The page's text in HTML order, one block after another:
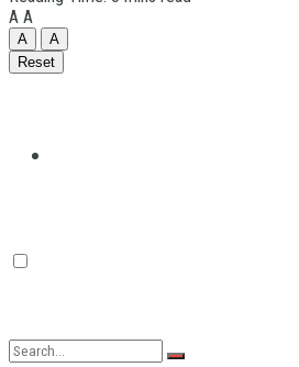
Quilmes
A A
A
A
Reset